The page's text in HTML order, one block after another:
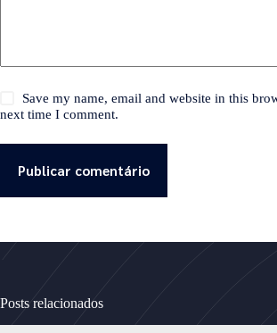
Save my name, email and website in this
next time I comment.
Publicar comentário
Posts relacionados